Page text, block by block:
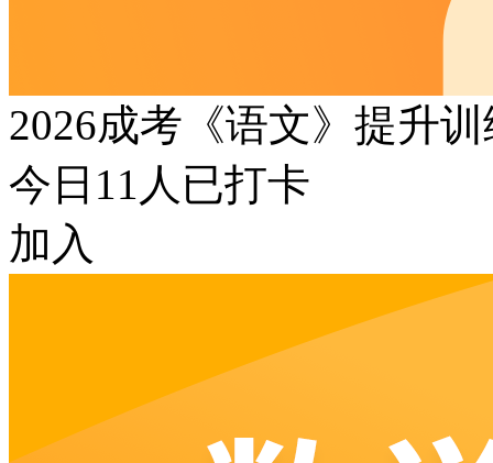
2026成考《语文》提升
今日 11 人已打卡
加入